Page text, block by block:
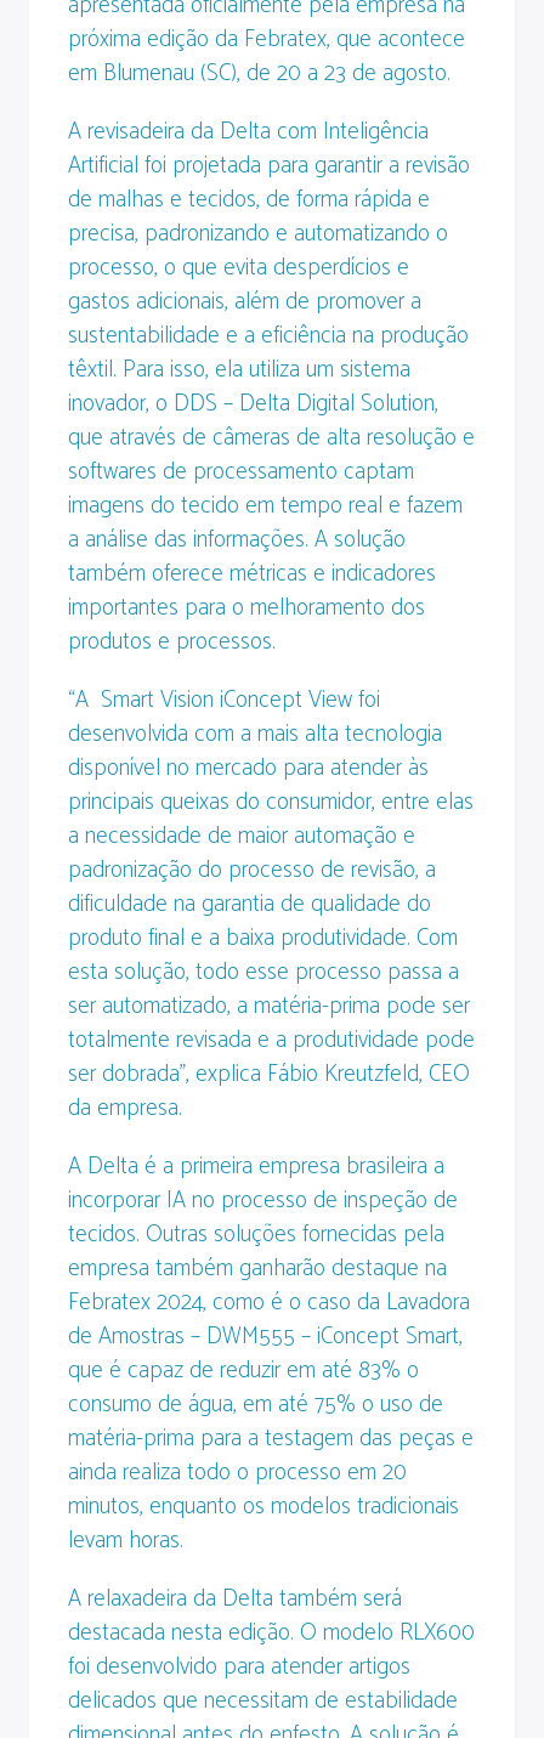
próxima edição da Febratex, que acontece
em Blumenau (SC), de 20 a 23 de agosto.
A revisadeira da Delta com Inteligência
Artificial foi projetada para garantir a revisão
de malhas e tecidos, de forma rápida e
precisa, padronizando e automatizando o
processo, o que evita desperdícios e
gastos adicionais, além de promover a
sustentabilidade e a eficiência na produção
têxtil. Para isso, ela utiliza um sistema
inovador, o DDS – Delta Digital Solution,
que através de câmeras de alta resolução e
softwares de processamento captam
imagens do tecido em tempo real e fazem
a análise das informações. A solução
também oferece métricas e indicadores
importantes para o melhoramento dos
produtos e processos.
“A Smart Vision iConcept View foi
desenvolvida com a mais alta tecnologia
disponível no mercado para atender às
principais queixas do consumidor, entre elas
a necessidade de maior automação e
padronização do processo de revisão, a
dificuldade na garantia de qualidade do
produto final e a baixa produtividade. Com
esta solução, todo esse processo passa a
ser automatizado, a matéria-prima pode ser
totalmente revisada e a produtividade pode
ser dobrada”, explica Fábio Kreutzfeld, CEO
da empresa.
A Delta é a primeira empresa brasileira a
incorporar IA no processo de inspeção de
tecidos. Outras soluções fornecidas pela
empresa também ganharão destaque na
Febratex 2024, como é o caso da Lavadora
de Amostras – DWM555 – iConcept Smart,
que é capaz de reduzir em até 83% o
consumo de água, em até 75% o uso de
matéria-prima para a testagem das peças e
ainda realiza todo o processo em 20
minutos, enquanto os modelos tradicionais
levam horas.
A relaxadeira da Delta também será
destacada nesta edição. O modelo RLX600
foi desenvolvido para atender artigos
delicados que necessitam de estabilidade